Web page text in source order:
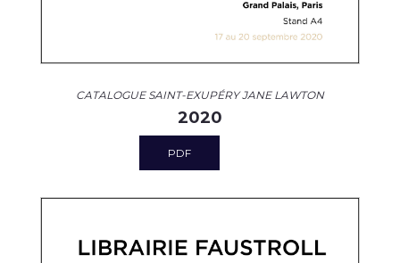
CATALOGUE SAINT-EXUPÉRY JANE LAWTON
2020
PDF